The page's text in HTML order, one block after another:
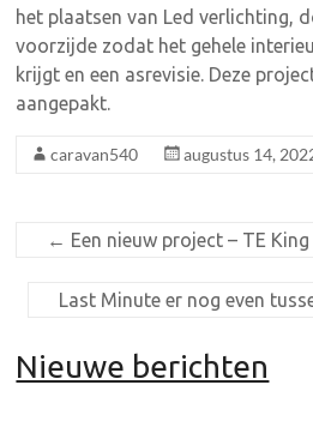
het plaatsen van Led verlichting,
voorzijde zodat het gehele
krijgt en een asrevisie. Deze
aangepakt.
caravan540 augustus 14,
← Een nieuw project – TE
Last Minute er nog even
Nieuwe berichten